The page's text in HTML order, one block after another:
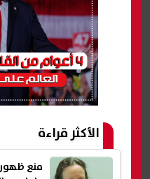
الأكثر قراءة
منع ظهور